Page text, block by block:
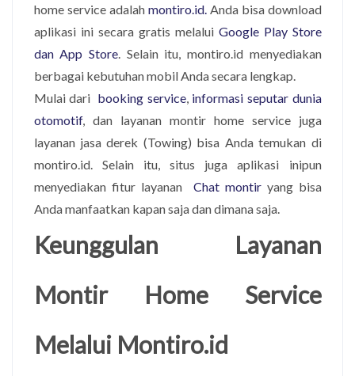
home service adalah montiro.id.Anda bisa download
aplikasi ini secara gratis melalui Google Play Store
dan App Store. Selain itu, montiro.id menyediakan
berbagai kebutuhan mobil Anda secara lengkap.
Mulai dari booking service, informasi seputar dunia
otomotif, dan layanan montir home service juga
layanan jasa derek (Towing) bisa Anda temukan di
montiro.id. Selain itu, situs juga aplikasi inipun
menyediakan fitur layanan Chat montiryang bisa
Anda manfaatkan kapan saja dan dimana saja.
Keunggulan Layanan
Montir Home Service
Melalui Montiro.id